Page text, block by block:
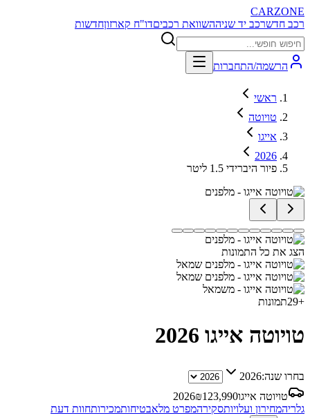
CARZONE
רכב חדשרכב יד שניההשוואת רכביםדו"ח קארזוןחדשות
הרשמה/התחברות
ראשי
טויוטה
אייגו
2026
פיור היברידי 1.5 ליטר
הצג את כל התמונות
+
29תמונות
טויוטה אייגו 2026
בחרו שנה:2026
טויוטה אייגו
2026₪123,990
גלריהמחירון ועלויותסקירהמפרט מלאבטיחותמכירותחוות דעת